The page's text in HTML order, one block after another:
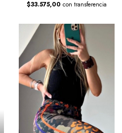
$33.575,00 con transferencia